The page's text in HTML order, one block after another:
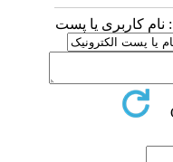
کاربری یا پست